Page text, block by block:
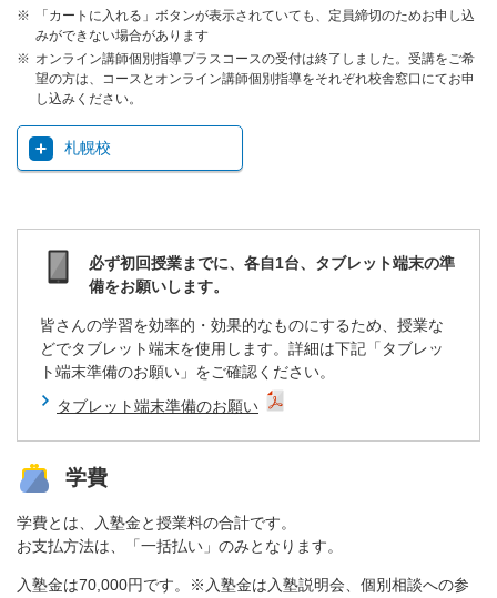
「カートに入れる」ボタンが表示されていても、定員締切のためお申し込
みができない場合があります
オンライン講師個別指導プラスコースの受付は終了しました。受講をご希
望の方は、コースとオンライン講師個別指導をそれぞれ校舎窓口にてお申
し込みください。
札幌校
必ず初回授業までに、各自1台、タブレット端末の準
備をお願いします。
皆さんの学習を効率的・効果的なものにするため、授業な
どでタブレット端末を使用します。詳細は下記「タブレッ
ト端末準備のお願い」をご確認ください。
タブレット端末準備のお願い
学費
学費とは、入塾金と授業料の合計です。
お支払方法は、「一括払い」のみとなります。
入塾金は70,000円です。※入塾金は入塾説明会、個別相談への参